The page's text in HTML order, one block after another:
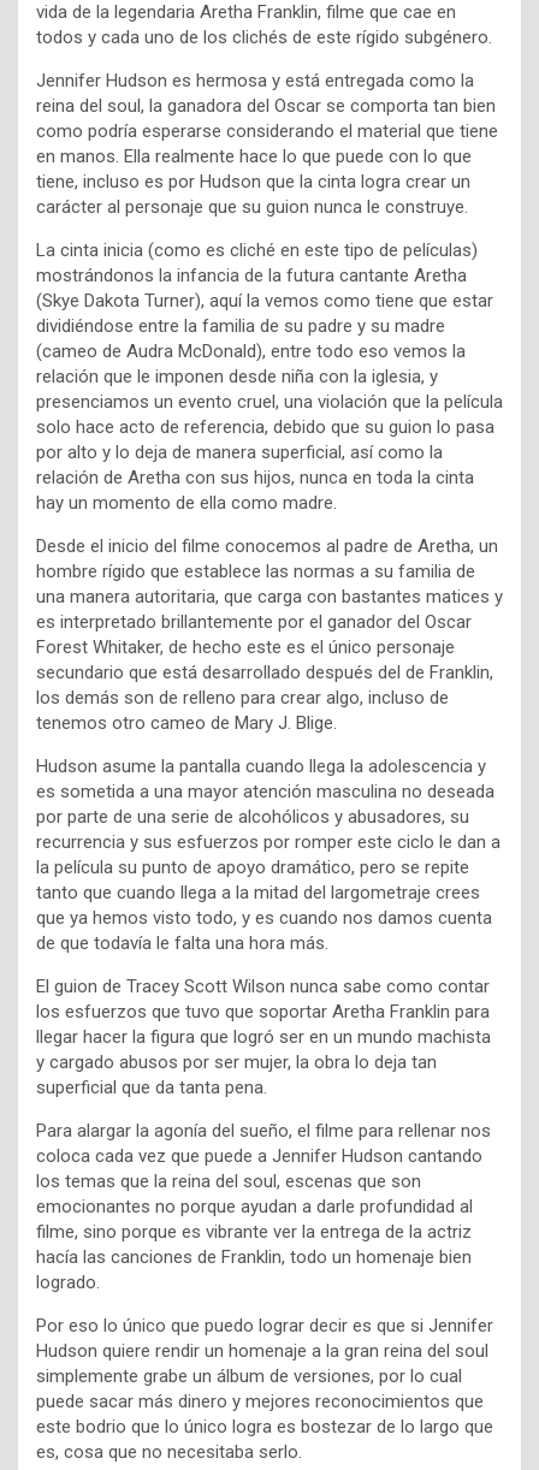
vida de la legendaria Aretha Franklin, filme que cae en
todos y cada uno de los clichés de este rígido subgénero.
Jennifer Hudson es hermosa y está entregada como la
reina del soul, la ganadora del Oscar se comporta tan bien
como podría esperarse considerando el material que tiene
en manos. Ella realmente hace lo que puede con lo que
tiene, incluso es por Hudson que la cinta logra crear un
carácter al personaje que su guion nunca le construye.
La cinta inicia (como es cliché en este tipo de películas)
mostrándonos la infancia de la futura cantante Aretha
(Skye Dakota Turner), aquí la vemos como tiene que estar
dividiéndose entre la familia de su padre y su madre
(cameo de Audra McDonald), entre todo eso vemos la
relación que le imponen desde niña con la iglesia, y
presenciamos un evento cruel, una violación que la película
solo hace acto de referencia, debido que su guion lo pasa
por alto y lo deja de manera superficial, así como la
relación de Aretha con sus hijos, nunca en toda la cinta
hay un momento de ella como madre.
Desde el inicio del filme conocemos al padre de Aretha, un
hombre rígido que establece las normas a su familia de
una manera autoritaria, que carga con bastantes matices y
es interpretado brillantemente por el ganador del Oscar
Forest Whitaker, de hecho este es el único personaje
secundario que está desarrollado después del de Franklin,
los demás son de relleno para crear algo, incluso de
tenemos otro cameo de Mary J. Blige.
Hudson asume la pantalla cuando llega la adolescencia y
es sometida a una mayor atención masculina no deseada
por parte de una serie de alcohólicos y abusadores, su
recurrencia y sus esfuerzos por romper este ciclo le dan a
la película su punto de apoyo dramático, pero se repite
tanto que cuando llega a la mitad del largometraje crees
que ya hemos visto todo, y es cuando nos damos cuenta
de que todavía le falta una hora más.
El guion de Tracey Scott Wilson nunca sabe como contar
los esfuerzos que tuvo que soportar Aretha Franklin para
llegar hacer la figura que logró ser en un mundo machista
y cargado abusos por ser mujer, la obra lo deja tan
superficial que da tanta pena.
Para alargar la agonía del sueño, el filme para rellenar nos
coloca cada vez que puede a Jennifer Hudson cantando
los temas que la reina del soul, escenas que son
emocionantes no porque ayudan a darle profundidad al
filme, sino porque es vibrante ver la entrega de la actriz
hacía las canciones de Franklin, todo un homenaje bien
logrado.
Por eso lo único que puedo lograr decir es que si Jennifer
Hudson quiere rendir un homenaje a la gran reina del soul
simplemente grabe un álbum de versiones, por lo cual
puede sacar más dinero y mejores reconocimientos que
este bodrio que lo único logra es bostezar de lo largo que
es, cosa que no necesitaba serlo.